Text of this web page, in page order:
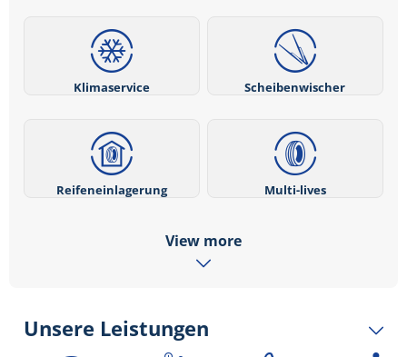
Klimaservice Scheibenwischer
Reifeneinlagerung Multi-lives
View more
Unsere Leistungen